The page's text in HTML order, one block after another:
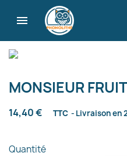

MONSIEUR
14,40 € TTC Livraison en
Quantité